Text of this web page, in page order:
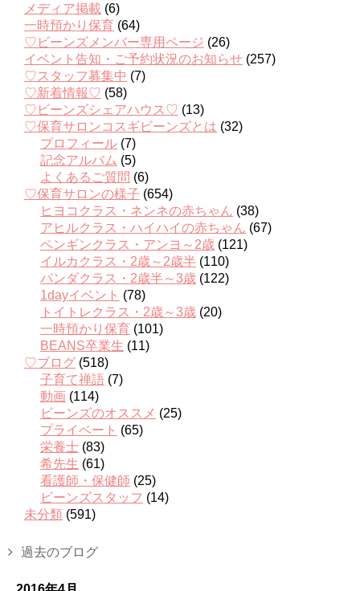
メディア掲載 (6)
一時預かり保育 (64)
♡ビーンズメンバー専用ページ (26)
イベント告知・ご予約状況のお知らせ (257)
♡スタッフ募集中 (7)
♡新着情報♡ (58)
♡ビーンズシェアハウス♡ (13)
♡保育サロンコスギビーンズとは (32)
プロフィール (7)
記念アルバム (5)
よくあるご質問 (6)
♡保育サロンの様子 (654)
ヒヨコクラス・ネンネの赤ちゃん (38)
アヒルクラス・ハイハイの赤ちゃん (67)
ペンギンクラス・アンヨ～2歳 (121)
イルカクラス・2歳～2歳半 (110)
パンダクラス・2歳半～3歳 (122)
1dayイベント (78)
トイトレクラス・2歳～3歳 (20)
一時預かり保育 (101)
BEANS卒業生 (11)
♡ブログ (518)
子育て禅語 (7)
動画 (114)
ビーンズのオススメ (25)
プライベート (65)
栄養士 (83)
希先生 (61)
看護師・保健師 (25)
ビーンズスタッフ (14)
未分類 (591)
過去のブログ